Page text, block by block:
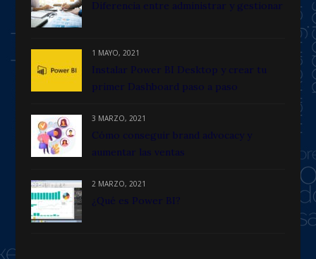
Diferencia entre administrar y gestionar
1 MAYO, 2021
Instalar Power BI Desktop y crear tu
primer Dashboard paso a paso
3 MARZO, 2021
Cómo conseguir brand advocacy y
aumentar las ventas
2 MARZO, 2021
¿Qué es Power BI?